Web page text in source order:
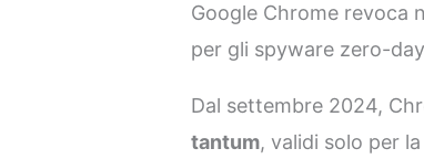
Google Chrome revoca
per gli spyware zero-
Dal settembre 2024,
tantum, validi solo per